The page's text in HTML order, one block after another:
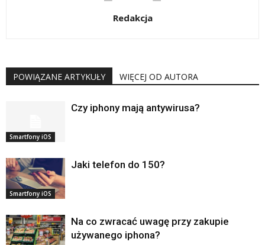
Redakcja
POWIĄZANE ARTYKUŁY WIĘCEJ OD AUTORA
Smartfony iOS
Czy iphony mają antywirusa?
Smartfony iOS
Jaki telefon do 150?
Na co zwracać uwagę przy zakupie
używanego iphona?